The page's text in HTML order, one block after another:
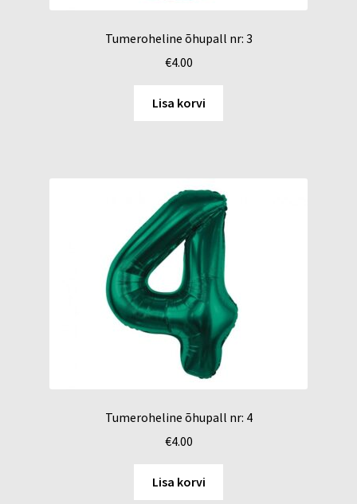
Tumeroheline õhupall nr: 3
€4.00
Lisa korvi
Tumeroheline õhupall nr: 4
€4.00
Lisa korvi